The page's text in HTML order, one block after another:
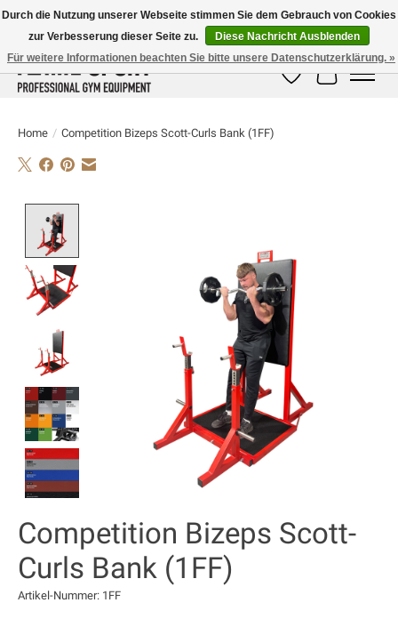
E-MAIL:info@flame-sport.deTEL.: +49 1525 9705 011
Wunschzettel
Ihr
Home / Competition Bizeps Scott-Curls Bank (1FF)
Competition Bizeps Scott-
Curls Bank (1FF)
Artikel-Nummer: 1FF
Durch die Nutzung unserer Webseite stimmen Sie dem Gebrauch von Cookies
zur Verbesserung dieser Seite zu.
Diese Nachricht Ausblenden
Für weitere Informationen beachten Sie bitte unsere Datenschutzerklärung. »